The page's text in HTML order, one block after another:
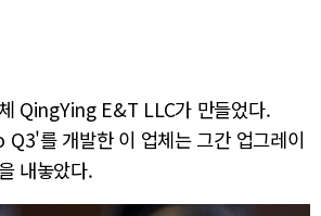
QingYing E&T LLC가 만들었다.
를 개발한 이 업체는 그간 업그레이
내놓았다.